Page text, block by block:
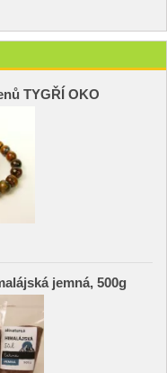
TYGŘÍ OKO
jemná, 500g